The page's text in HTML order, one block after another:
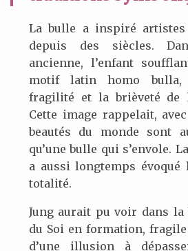
La bulle a inspiré
depuis des siècles.
ancienne, l’enfant
motif latin homo bulla,
fragilité et la brièveté de
Cette image rappelait,
beautés du monde sont
qu’une bulle qui s’envole.
a aussi longtemps évoqué
totalité.
Jung aurait pu voir dans la
du Soi en formation,
d’une illusion à